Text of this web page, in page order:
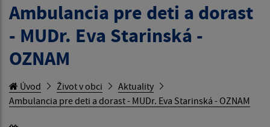
Ambulancia pre deti a dorast
- MUDr. Eva Starinská -
OZNAM
Úvod Život v obci
Aktuality
Ambulancia pre deti a dorast - MUDr. Eva Starinská - OZNAM